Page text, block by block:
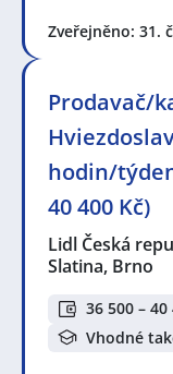
Zveřejněno: 31.
Prodavač/
hodin/
40 400 Kč)
Lidl Česká
Slatina, Brno
36 500 – 40
Vhodné